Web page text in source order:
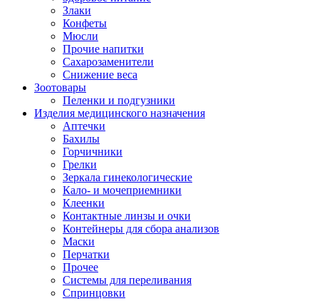
Злаки
Конфеты
Мюсли
Прочие напитки
Сахарозаменители
Снижение веса
Зоотовары
Пеленки и подгузники
Изделия медицинского назначения
Аптечки
Бахилы
Горчичники
Грелки
Зеркала гинекологические
Кало- и мочеприемники
Клеенки
Контактные линзы и очки
Контейнеры для сбора анализов
Маски
Перчатки
Прочее
Системы для переливания
Спринцовки